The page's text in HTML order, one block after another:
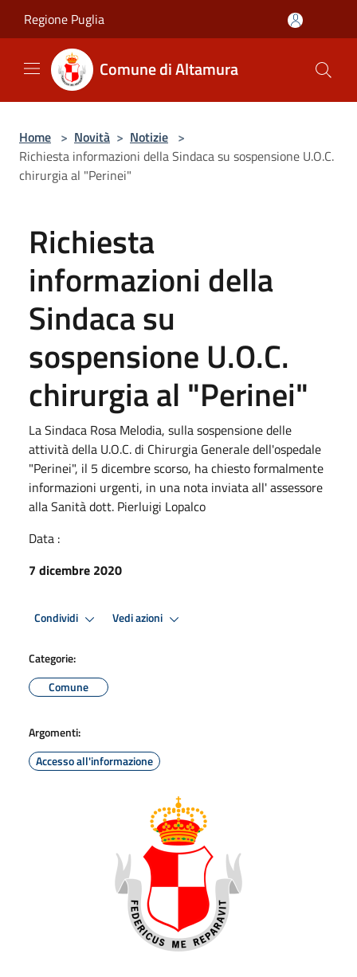
Regione Puglia
Comune di Altamura
Home > Novità > Notizie >
Richiesta informazioni della Sindaca su sospensione U.O.C.
chirurgia al "Perinei"
Richiesta
informazioni della
Sindaca su
sospensione U.O.C.
chirurgia al "Perinei"
La Sindaca Rosa Melodia, sulla sospensione delle
attività della U.O.C. di Chirurgia Generale dell'ospedale
"Perinei", il 5 dicembre scorso, ha chiesto formalmente
informazioni urgenti, in una nota inviata all' assessore
alla Sanità dott. Pierluigi Lopalco
Data :
7 dicembre 2020
Condividi Vedi azioni
Categorie:
Comune
Argomenti:
Accesso all'informazione